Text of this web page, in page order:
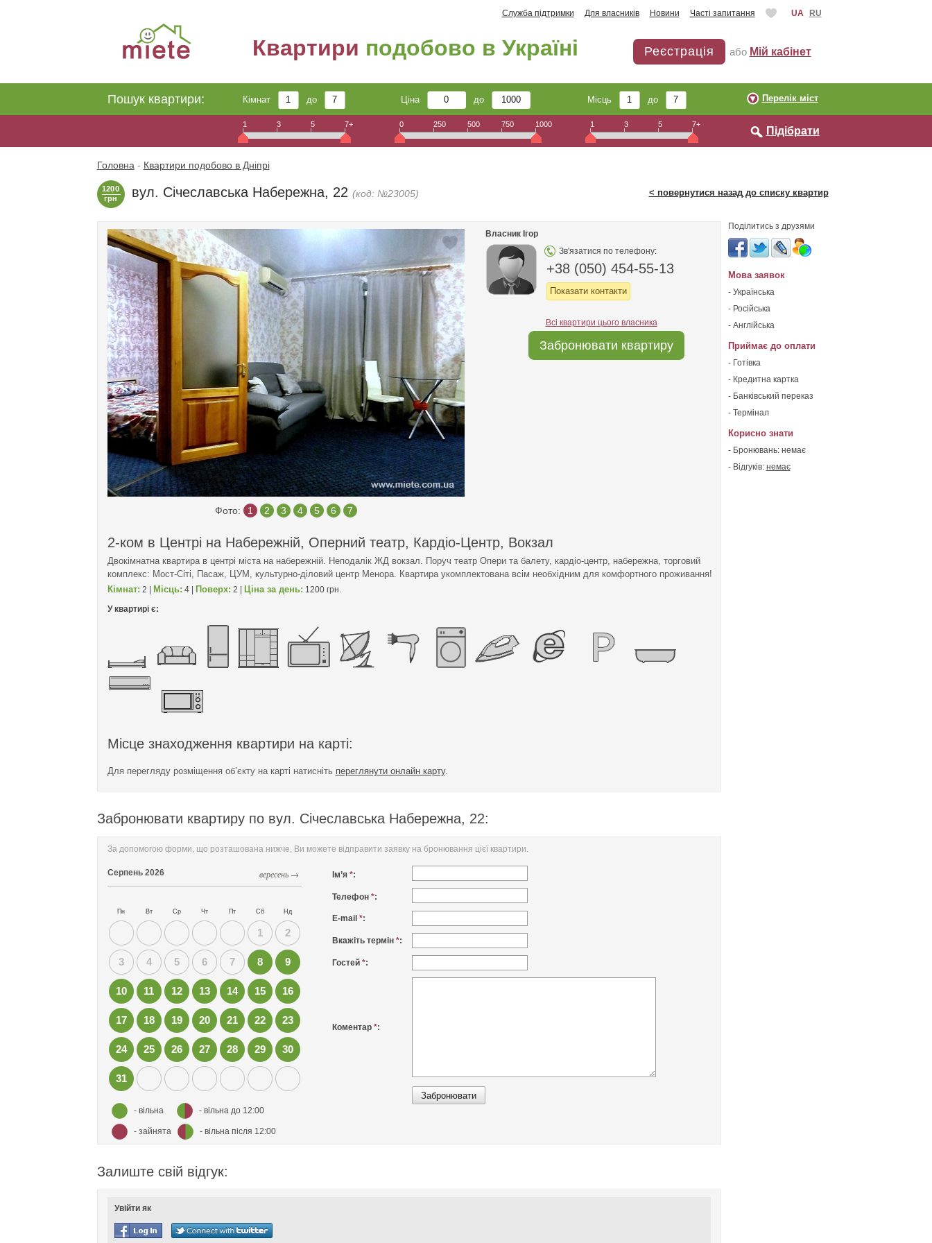
Служба підтримки Для власників Новини Часті запитання UA RU
Квартири подобово в Україні Реєстрація або Мій кабінет
Пошук квартири: Кімнат до Ціна до Місць до Перелік міст
1 3 5 7+ 0 250 500 750 1000 1 3 5 7+
Підібрати
Головна - Квартири подобово в Дніпрі
< повернутися назад до списку квартир
1200
грн
вул. Січеславська Набережна, 22 (код: №23005)
Поділитись з друзями
Мова заявок
- Українська
- Російська
- Англійська
Приймає до оплати
- Готівка
- Кредитна картка
- Банківський переказ
- Термінал
Корисно знати
- Бронювань: немає
- Відгуків: немає
Фото: 1 2 3 4 5 6 7
Власник Ігор
Зв'язатися по телефону:
+38 (050) 454-55-13
Показати контакти
Всі квартири цього власника
Забронювати квартиру
2-ком в Центрі на Набережній, Оперний театр, Кардіо-Центр, Вокзал
Двокімнатна квартира в центрі міста на набережній. Неподалік ЖД вокзал. Поруч театр Опери та балету, кардіо-центр, набережна, торговий
комплекс: Мост-Сіті, Пасаж, ЦУМ, культурно-діловий центр Менора. Квартира укомплектована всім необхідним для комфортного проживання!
Кімнат: 2 | Місць: 4 | Поверх: 2 | Ціна за день: 1200 грн.
У квартирі є:
Місце знаходження квартири на карті:
Для перегляду розміщення об’єкту на карті натисніть переглянути онлайн карту.
Забронювати квартиру по вул. Січеславська Набережна, 22:
За допомогою форми, що розташована нижче, Ви можете відправити заявку на бронювання цієї квартири.
вересень →
Серпень 2026
Пн Вт Ср Чт Пт Сб Нд
1 2
3 4 5 6 7 8 9
10 11 12 13 14 15 16
17 18 19 20 21 22 23
24 25 26 27 28 29 30
31
- вільна - вільна до 12:00
- зайнята - вільна після 12:00
Ім’я *:
Телефон *:
E-mail *:
Вкажіть термін *:
Гостей *:
Коментар *:
Залиште свій відгук:
Увійти як